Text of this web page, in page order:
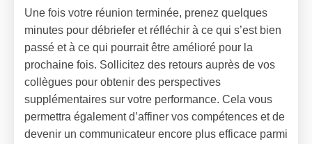
Une fois votre réunion terminée, prenez quelques
minutes pour débriefer et réfléchir à ce qui s’est bien
passé et à ce qui pourrait être amélioré pour la
prochaine fois. Sollicitez des retours auprès de vos
collègues pour obtenir des perspectives
supplémentaires sur votre performance. Cela vous
permettra également d’affiner vos compétences et de
devenir un communicateur encore plus efficace parmi